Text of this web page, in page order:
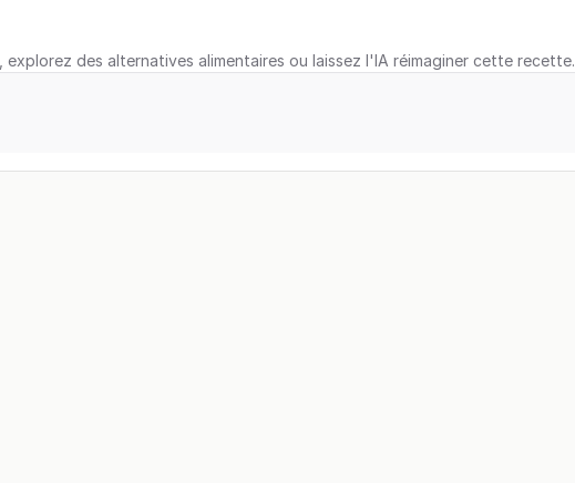
des alternatives alimentaires ou laissez l'IA réimaginer cette recette.